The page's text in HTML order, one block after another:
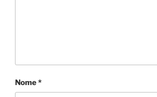
Nome*